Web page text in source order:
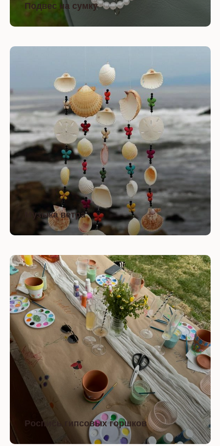
Подвес на сумку
Музыка ветра
Роспись гипсовых горшков
Оставить заявку
Даю согласие на обработку моих
персональных данных в соответствии с
политикой
Отправить заявку